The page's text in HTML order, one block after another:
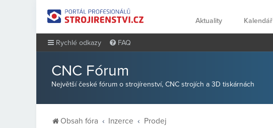
Aktuality Kalendář
Rychlé odkazy FAQ
CNC Fórum
Největší české fórum o strojírenství, CNC strojích a 3D tiskárnách
Obsah fóra Inzerce Prodej